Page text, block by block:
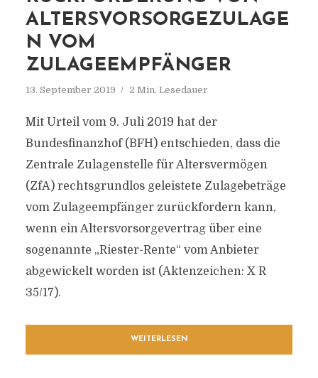
ALTERSVORSORGEZULAGE
N VOM
ZULAGEEMPFÄNGER
13. September 2019 2 Min. Lesedauer
Mit Urteil vom 9. Juli 2019 hat der
Bundesfinanzhof (BFH) entschieden, dass die
Zentrale Zulagenstelle für Altersvermögen
(ZfA) rechtsgrundlos geleistete Zulagebeträge
vom Zulageempfänger zurückfordern kann,
wenn ein Altersvorsorgevertrag über eine
sogenannte „Riester-Rente“ vom Anbieter
abgewickelt worden ist (Aktenzeichen: X R
35/17).
WEITERLESEN